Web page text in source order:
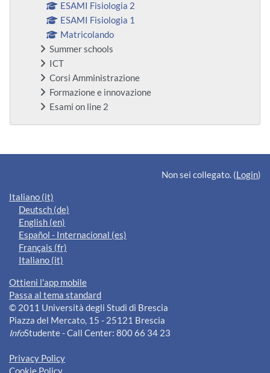
ESAMI Fisiologia 2
ESAMI Fisiologia 1
Matricolando
Summer schools
ICT
Corsi Amministrazione
Formazione e innovazione
Esami on line 2
Blocchi supplementari
Non sei collegato. (Login)
Italiano ‎(it)‎
Deutsch ‎(de)‎
English ‎(en)‎
Español - Internacional ‎(es)‎
Français ‎(fr)‎
Italiano ‎(it)‎
Ottieni l'app mobile
Passa al tema standard
© 2011 Università degli Studi di Brescia
Piazza del Mercato, 15 - 25121 Brescia
InfoStudente - Call Center: 800 66 34 23
Privacy Policy
Cookie Policy